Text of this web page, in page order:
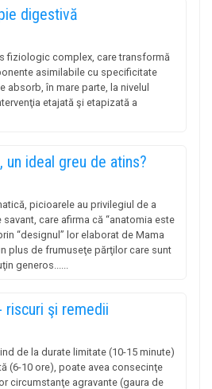
digestivă
complex, care transformă
asimilabile cu specificitate
absorb, în mare parte, la nivelul
etajată şi etapizată a
un ideal greu de atins?
picioarele au privilegiul de a
care afirma că “anatomia este
“designul” lor elaborat de Mama
plus de frumuseţe părţilor care sunt
generos......
riscuri şi remedii
de la durate limitate (10-15 minute)
(6-10 ore), poate avea consecinţe
agravante (gaura de